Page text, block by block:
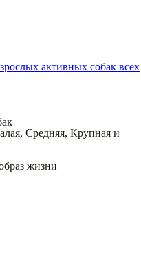
активных собак всех
, Средняя, Крупная и
жизни